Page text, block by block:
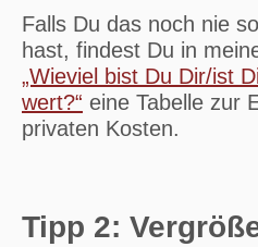
Falls Du das noch nie
hast, findest Du in
„Wieviel bist Du Dir/ist
wert?“ eine Tabelle zur
privaten Kosten.
Tipp 2: